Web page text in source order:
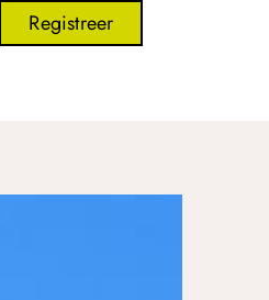
Registreer